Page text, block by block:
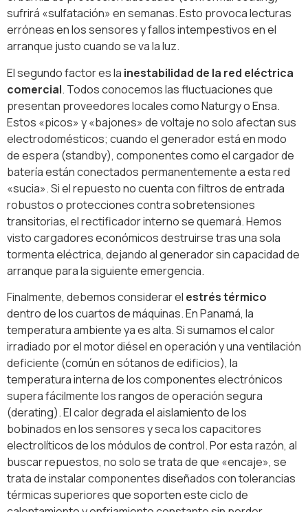
sufrirá «sulfatación» en semanas. Esto provoca lecturas
erróneas en los sensores y fallos intempestivos en el
arranque justo cuando se va la luz.
El segundo factor es la inestabilidad de la red eléctrica
comercial. Todos conocemos las fluctuaciones que
presentan proveedores locales como Naturgy o Ensa.
Estos «picos» y «bajones» de voltaje no solo afectan sus
electrodomésticos; cuando el generador está en modo
de espera (standby), componentes como el cargador de
batería están conectados permanentemente a esta red
«sucia». Si el repuesto no cuenta con filtros de entrada
robustos o protecciones contra sobretensiones
transitorias, el rectificador interno se quemará. Hemos
visto cargadores económicos destruirse tras una sola
tormenta eléctrica, dejando al generador sin capacidad de
arranque para la siguiente emergencia.
Finalmente, debemos considerar el estrés térmico
dentro de los cuartos de máquinas. En Panamá, la
temperatura ambiente ya es alta. Si sumamos el calor
irradiado por el motor diésel en operación y una ventilación
deficiente (común en sótanos de edificios), la
temperatura interna de los componentes electrónicos
supera fácilmente los rangos de operación segura
(derating). El calor degrada el aislamiento de los
bobinados en los sensores y seca los capacitores
electrolíticos de los módulos de control. Por esta razón, al
buscar repuestos, no solo se trata de que «encaje», se
trata de instalar componentes diseñados con tolerancias
térmicas superiores que soporten este ciclo de